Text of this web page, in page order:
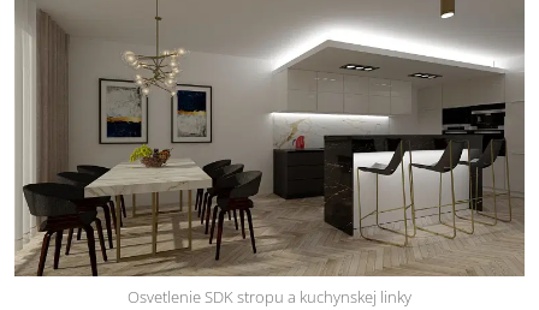
Osvetlenie SDK stropu a kuchynskej linky